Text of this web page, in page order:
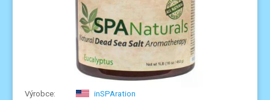
inSPAration